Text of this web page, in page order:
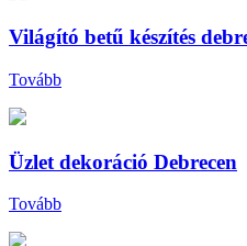
Világító betű készítés
Tovább
Üzlet dekoráció Debrecen
Tovább